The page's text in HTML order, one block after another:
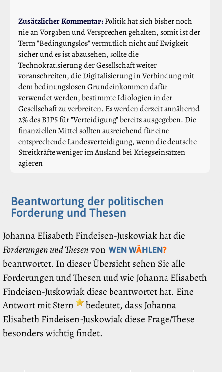
Zusätzlicher Kommentar:Politik hat sich bisher noch
nie an Vorgaben und Versprechen gehalten, somit ist der
Term "Bedingungslos" vermutlich nicht auf Ewigkeit
sicher und es ist abzusehen, sollte die
Technokratisierung der Gesellschaft weiter
voranschreiten, die Digitalisierung in Verbindung mit
dem bedinungslosen Grundeinkommen dafür
verwendet werden, bestimmte Idiologien in der
Gesellschaft zu verbreiten. Es werden derzeit annähernd
2% des BIPS für "Verteidigung" bereits ausgegeben. Die
finanziellen Mittel sollten ausreichend für eine
entsprechende Landesverteidigung, wenn die deutsche
Streitkräfte weniger im Ausland bei Kriegseinsätzen
agieren
Beantwortung der politischen
Forderung und Thesen
Johanna Elisabeth Findeisen-Juskowiak hat die
Forderungen und Thesenvon WEN WÄHLEN?
beantwortet. In dieser Übersicht sehen Sie alle
Forderungen und Thesen und wie Johanna Elisabeth
Findeisen-Juskowiak diese beantwortet hat. Eine
Antwort mit Stern
bedeutet, dass Johanna
Elisabeth Findeisen-Juskowiak diese Frage/These
besonders wichtig findet.